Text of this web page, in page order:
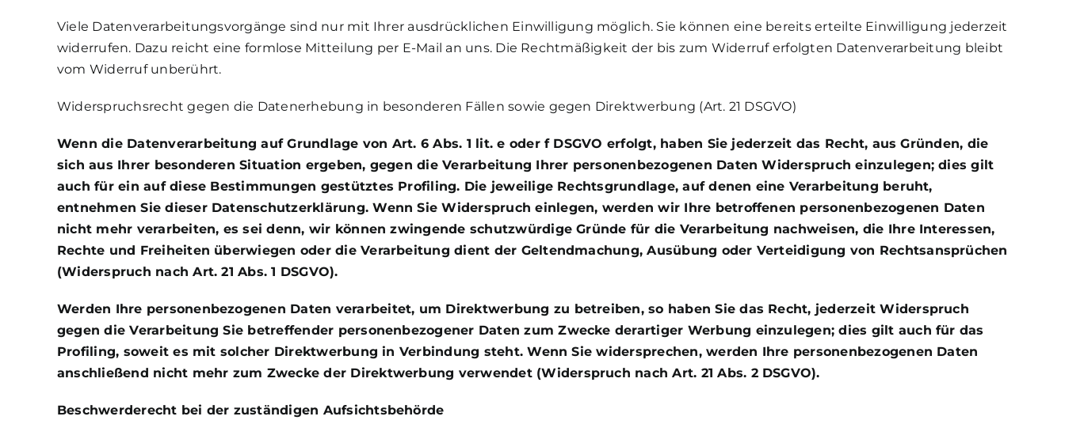
Viele Datenverarbeitungsvorgänge sind nur mit Ihrer ausdrücklichen Einwilligung möglich. Sie können eine bereits erteilte Einwilligung jederzeit
widerrufen. Dazu reicht eine formlose Mitteilung per E-Mail an uns. Die Rechtmäßigkeit der bis zum Widerruf erfolgten Datenverarbeitung bleibt
vom Widerruf unberührt.
Widerspruchsrecht gegen die Datenerhebung in besonderen Fällen sowie gegen Direktwerbung (Art. 21 DSGVO)
Wenn die Datenverarbeitung auf Grundlage von Art. 6 Abs. 1 lit. e oder f DSGVO erfolgt, haben Sie jederzeit das Recht, aus Gründen, die
sich aus Ihrer besonderen Situation ergeben, gegen die Verarbeitung Ihrer personenbezogenen Daten Widerspruch einzulegen; dies gilt
auch für ein auf diese Bestimmungen gestütztes Profiling. Die jeweilige Rechtsgrundlage, auf denen eine Verarbeitung beruht,
entnehmen Sie dieser Datenschutzerklärung. Wenn Sie Widerspruch einlegen, werden wir Ihre betroffenen personenbezogenen Daten
nicht mehr verarbeiten, es sei denn, wir können zwingende schutzwürdige Gründe für die Verarbeitung nachweisen, die Ihre Interessen,
Rechte und Freiheiten überwiegen oder die Verarbeitung dient der Geltendmachung, Ausübung oder Verteidigung von Rechtsansprüchen
(Widerspruch nach Art. 21 Abs. 1 DSGVO).
Werden Ihre personenbezogenen Daten verarbeitet, um Direktwerbung zu betreiben, so haben Sie das Recht, jederzeit Widerspruch
gegen die Verarbeitung Sie betreffender personenbezogener Daten zum Zwecke derartiger Werbung einzulegen; dies gilt auch für das
Profiling, soweit es mit solcher Direktwerbung in Verbindung steht. Wenn Sie widersprechen, werden Ihre personenbezogenen Daten
anschließend nicht mehr zum Zwecke der Direktwerbung verwendet (Widerspruch nach Art. 21 Abs. 2 DSGVO).
Beschwerderecht bei der zuständigen Aufsichtsbehörde